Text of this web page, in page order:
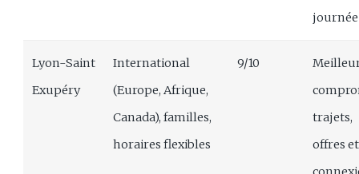
journée
Lyon-Saint
Exupéry
International
(Europe, Afrique,
Canada), familles,
horaires flexibles
9/10
trajets,
offres et